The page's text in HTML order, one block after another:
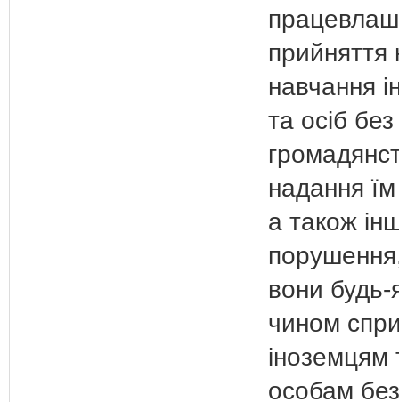
прийняття
навчання
та осіб без
надання
а також
вони будь-
чином
іноземцям
особам без